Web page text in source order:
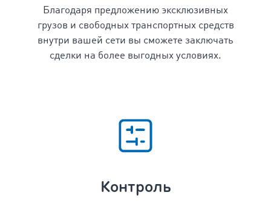
Благодаря предложению эксклюзивных
грузов и свободных транспортных средств
внутри вашей сети вы сможете заключать
сделки на более выгодных условиях.
Контроль